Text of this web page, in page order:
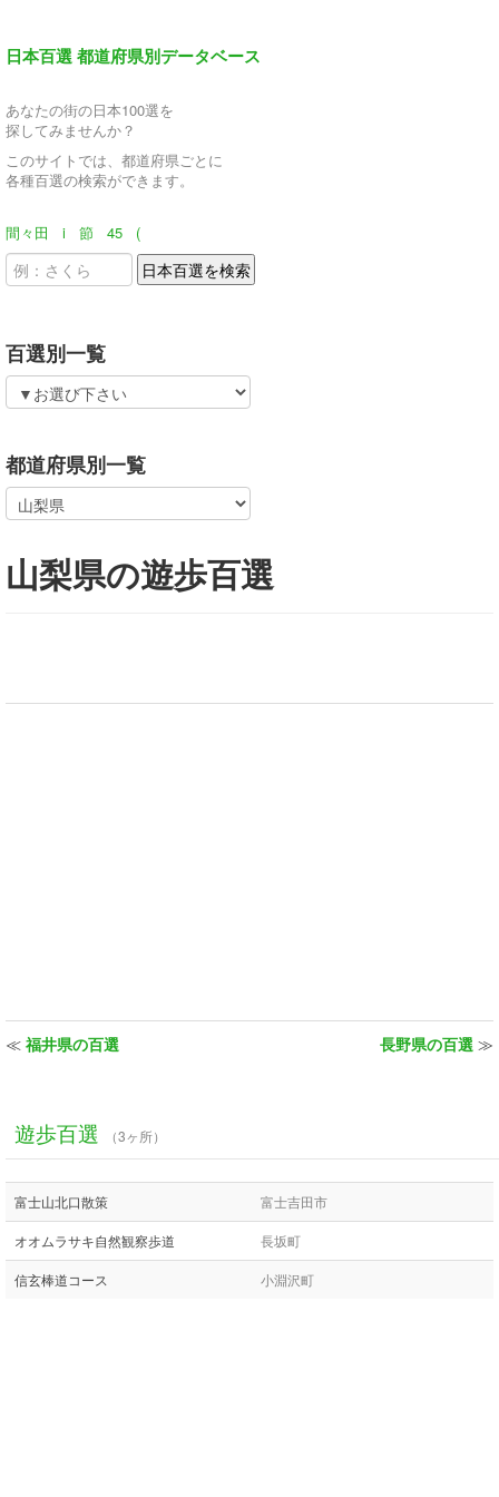
日本百選 都道府県別データベース
あなたの街の日本100選を
探してみませんか？
このサイトでは、都道府県ごとに
各種百選の検索ができます。
間々田 i 節 45 (
百選別一覧
都道府県別一覧
山梨県の遊歩百選
≪ 福井県の百選 長野県の百選 ≫
遊歩百選 （3ヶ所）
富士山北口散策 富士吉田市
オオムラサキ自然観察歩道 長坂町
信玄棒道コース 小淵沢町